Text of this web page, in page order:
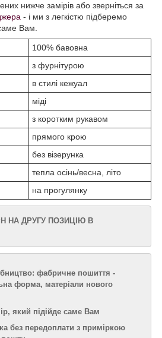
нижче замірів або зверніться за
- і ми з легкістю підберемо
Вам.
100% бавовна
з фурнітурою
в стилі кежуал
міді
з коротким рукавом
прямого крою
без візерунка
тепла осінь/весна, літо
на прогулянку
НА ДРУГУ ПОЗИЦІЮ В
фабричне пошиття -
форма, матеріали нового
який підійде саме Вам
без передоплати з приміркою